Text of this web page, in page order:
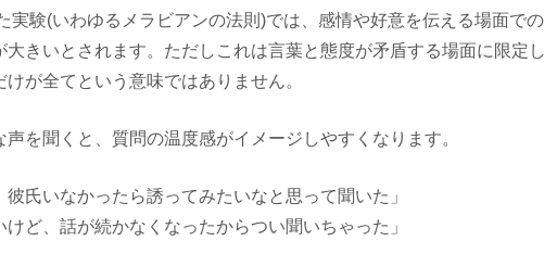
実験(いわゆるメラビアンの法則)では、感情や好意を伝える場面での
きいとされます。ただしこれは言葉と態度が矛盾する場面に限定し
が全てという意味ではありません。
を聞くと、質問の温度感がイメージしやすくなります。
彼氏いなかったら誘ってみたいなと思って聞いた」
けど、話が続かなくなったからつい聞いちゃった」